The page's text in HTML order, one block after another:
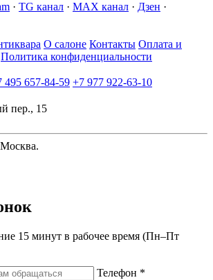
· TG канал · MAX канал · Дзен ·
О салоне Контакты Оплата и
Политика конфиденциальности
495 657-84-59 +7 977 922-63-10
пер., 15
15 минут в рабочее время (Пн–Пт
Телефон *